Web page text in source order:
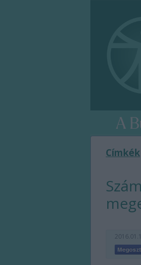
Címkék